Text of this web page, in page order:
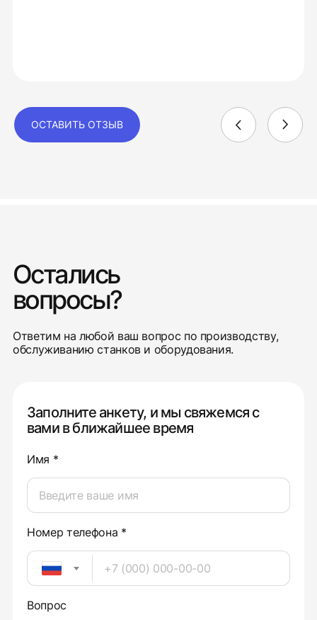
ОСТАВИТЬ ОТЗЫВ
Остались
вопросы?
Ответим на любой ваш вопрос по производству,
обслуживанию станков и оборудования.
Заполните анкету, и мы свяжемся с
вами в ближайшее время
Имя *
Номер телефона *
Вопрос